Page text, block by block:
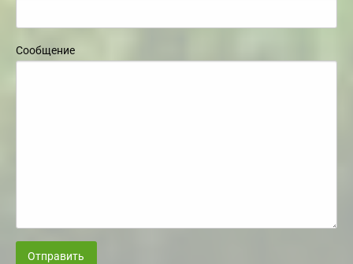
Сообщение
Отправить